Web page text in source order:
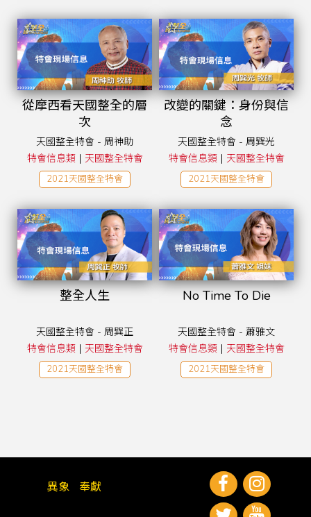
從摩西看天國整全的層
次
天國整全特會 - 周神助
特會信息類 | 天國整全特會
2021天國整全特會
改變的關鍵：身份與信
念
天國整全特會 - 周巽光
特會信息類 | 天國整全特會
2021天國整全特會
整全人生
天國整全特會 - 周巽正
特會信息類 | 天國整全特會
2021天國整全特會
No Time To Die
天國整全特會 - 蕭雅文
特會信息類 | 天國整全特會
2021天國整全特會
異象 奉獻